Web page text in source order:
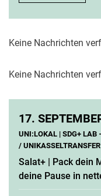
Keine Nachrichten
Keine Nachrichten
17.
UNI:LOKAL | SDG+ LAB
/ UNIKASSELTRANSFER
Salat+ | Pack dein
deine Pause in